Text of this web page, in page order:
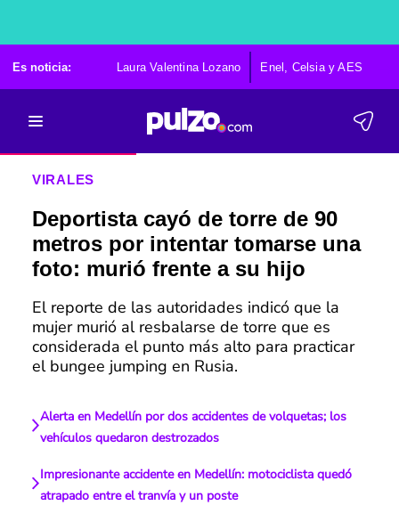
Es noticia: Laura Valentina Lozano Enel, Celsia y AES
VIRALES
Deportista cayó de torre de 90
metros por intentar tomarse una
foto: murió frente a su hijo
El reporte de las autoridades indicó que la
mujer murió al resbalarse de torre que es
considerada el punto más alto para practicar
el bungee jumping en Rusia.
Alerta en Medellín por dos accidentes de volquetas; los
vehículos quedaron destrozados
Impresionante accidente en Medellín: motociclista quedó
atrapado entre el tranvía y un poste